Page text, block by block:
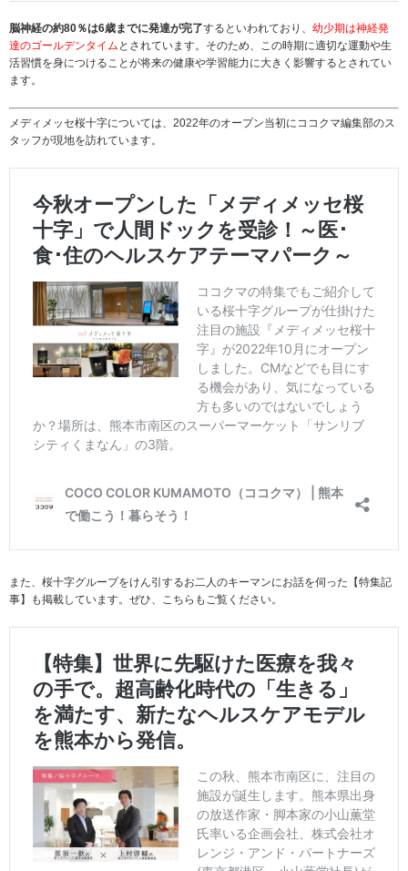
脳神経の約80％は6歳までに発達が完了するといわれており、 幼少期は神経発
達のゴールデンタイム とされています。そのため、この時期に適切な運動や生
活習慣を身につけることが将来の健康や学習能力に大きく影響するとされてい
ます。
メディメッセ桜十字については、2022年のオープン当初にココクマ編集部のス
タッフが現地を訪れています。
また、桜十字グループをけん引するお二人のキーマンにお話を伺った【特集記
事】も掲載しています。ぜひ、こちらもご覧ください。